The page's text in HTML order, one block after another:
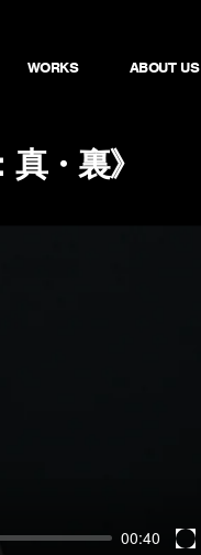
WORKS ABOUT US
・裏》
00:40